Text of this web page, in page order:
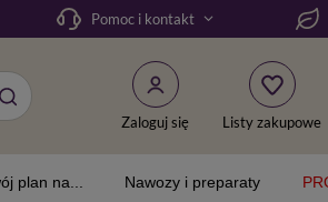
Pomoc i kontakt
Zaloguj się Listy zakupowe
plan na... Nawozy i preparaty